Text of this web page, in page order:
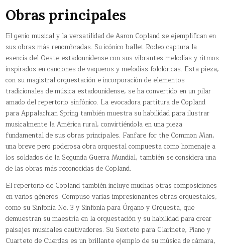
Obras principales
El genio musical y la versatilidad de Aaron Copland se ejemplifican en
sus obras más renombradas. Su icónico ballet Rodeo captura la
esencia del Oeste estadounidense con sus vibrantes melodías y ritmos
inspirados en canciones de vaqueros y melodías folclóricas. Esta pieza,
con su magistral orquestación e incorporación de elementos
tradicionales de música estadounidense, se ha convertido en un pilar
amado del repertorio sinfónico. La evocadora partitura de Copland
para Appalachian Spring también muestra su habilidad para ilustrar
musicalmente la América rural, convirtiéndola en una pieza
fundamental de sus obras principales. Fanfare for the Common Man,
una breve pero poderosa obra orquestal compuesta como homenaje a
los soldados de la Segunda Guerra Mundial, también se considera una
de las obras más reconocidas de Copland.
El repertorio de Copland también incluye muchas otras composiciones
en varios géneros. Compuso varias impresionantes obras orquestales,
como su Sinfonía No. 3 y Sinfonía para Órgano y Orquesta, que
demuestran su maestría en la orquestación y su habilidad para crear
paisajes musicales cautivadores. Su Sexteto para Clarinete, Piano y
Cuarteto de Cuerdas es un brillante ejemplo de su música de cámara,